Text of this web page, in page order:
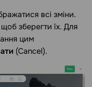
всі зміни.
зберегти їх. Для
цим
(Cancel).